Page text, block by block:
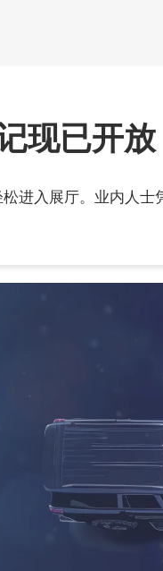
现已开放
进入展厅。业内人士
2026